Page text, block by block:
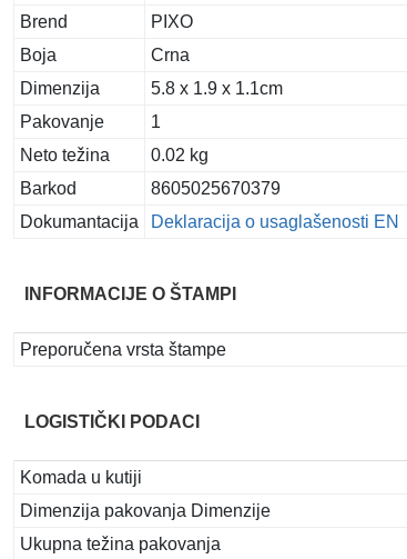
Brend
PIXO
Boja
Crna
Dimenzija
5.8 x 1.9 x 1.1cm
Pakovanje
1
Neto težina
0.02 kg
Barkod
8605025670379
Dokumantacija
Deklaracija o usaglašenosti EN
INFORMACIJE O ŠTAMPI
Preporučena vrsta štampe
LOGISTIČKI PODACI
Komada u kutiji
Dimenzija pakovanja Dimenzije
Ukupna težina pakovanja